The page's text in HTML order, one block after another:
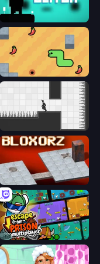
SSSPICY!
Bloxorz
Escape From Prison Multiplayer